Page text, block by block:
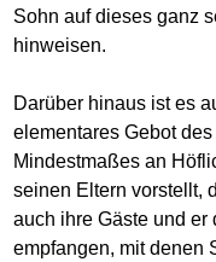
Sohn auf dieses ganz
hinweisen.
Darüber hinaus ist es
elementares Gebot
Mindestmaßes an
seinen Eltern vorstellt,
auch ihre Gäste und er
empfangen, mit denen